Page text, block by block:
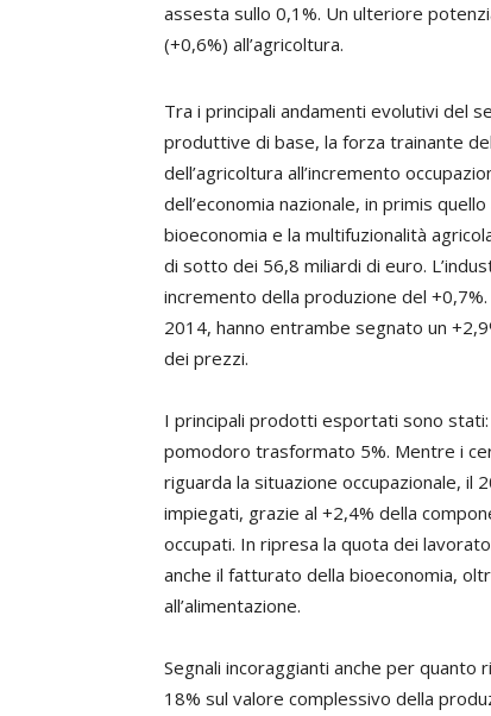
assesta sullo 0,1%. Un ulteriore
(+0,6%) all’agricoltura.
Tra i principali andamenti evolutivi del
produttive di base, la forza trainante
dell’agricoltura all’incremento
dell’economia nazionale, in primis
bioeconomia e la multifuzionalità
di sotto dei 56,8 miliardi di euro.
incremento della produzione del
2014, hanno entrambe segnato un
dei prezzi.
I principali prodotti esportati sono
pomodoro trasformato 5%. Mentre i
riguarda la situazione occupazionale, il
impiegati, grazie al +2,4% della
occupati. In ripresa la quota dei
anche il fatturato della bioeconomia,
all’alimentazione.
Segnali incoraggianti anche per
18% sul valore complessivo della